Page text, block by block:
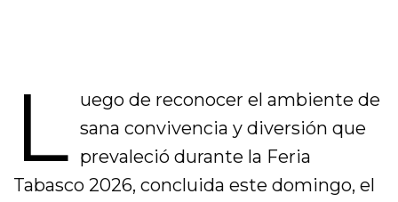
L uego de reconocer el ambiente de
sana convivencia y diversión que
prevaleció durante la Feria
Tabasco 2026, concluida este domingo, el